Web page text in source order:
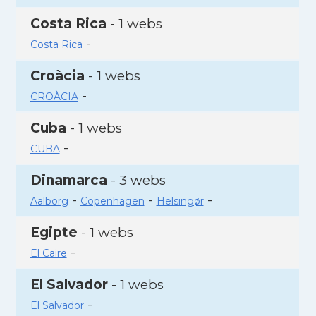
Costa Rica - 1 webs
Costa Rica -
Croàcia - 1 webs
CROÀCIA-
Cuba - 1 webs
CUBA-
Dinamarca - 3 webs
Aalborg - Copenhagen - Helsingør-
Egipte - 1 webs
El Caire -
El Salvador- 1 webs
El Salvador-